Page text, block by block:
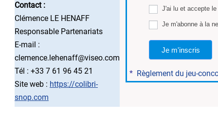
Contact :
Clémence LE HENAFF
Responsable Partenariats
E-mail :
clemence.lehenaff@viseo.com
Tél : +33 7 61 96 45 21
Site web : https://colibri-
snop.com
J'ai lu et accepte
Je m'abonne à la
Je m'inscris
* Règlement du jeu-